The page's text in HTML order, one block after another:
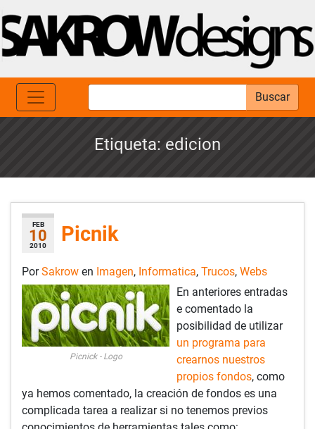
Buscar
Etiqueta: edicion
FEB
10
2010 Picnik
PorSakrow en Imagen, Informatica, Trucos, Webs
Picnick - Logo
En anteriores entradas
e comentado la
posibilidad de utilizar
un programa para
crearnos nuestros
propios fondos, como
ya hemos comentado, la creación de fondos es una
complicada tarea a realizar si no tenemos previos